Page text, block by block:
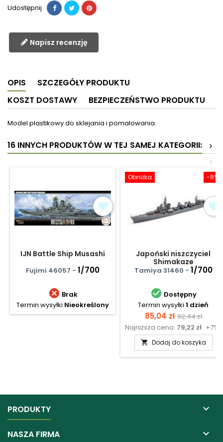
Udostępnij
Napisz recenzję
OPIS
SZCZEGÓŁY PRODUKTU
KOSZT DOSTAWY
BEZPIECZEŃSTWO PRODUKTU
Model plastikowy do sklejania i pomalowania.
16 INNYCH PRODUKTÓW W TEJ SAMEJ KATEGORII:
>
<
IJN Battle Ship Musashi
Fujimi 46057 - 1/700
 Brak
Termin wysyłki Nieokreślony
-8%
Obniżka
Japoński niszczyciel
Shimakaze
Tamiya 31460 - 1/700
 Dostępny
Termin wysyłki 1 dzień
Cena
85,04 zł Cena
92,44 zł
Najniższa cena: 79,22 zł +7%
 Dodaj do koszyka
PRODUKTY 
NASZA FIRMA 